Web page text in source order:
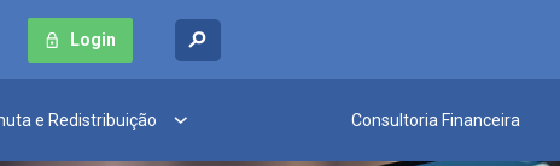
Login
e Redistribuição Consultoria Financeira